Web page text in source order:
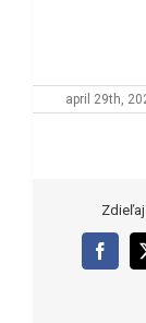
april 29th,